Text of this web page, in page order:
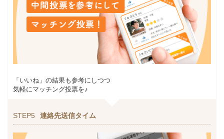
「いいね」の結果も参考にしつつ
気軽にマッチング投票を♪
STEP5 連絡先送信タイム